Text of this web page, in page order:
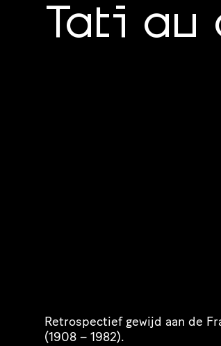
Tati au
Retro­spec­tief gewijd aan de
(1908 – 1982).